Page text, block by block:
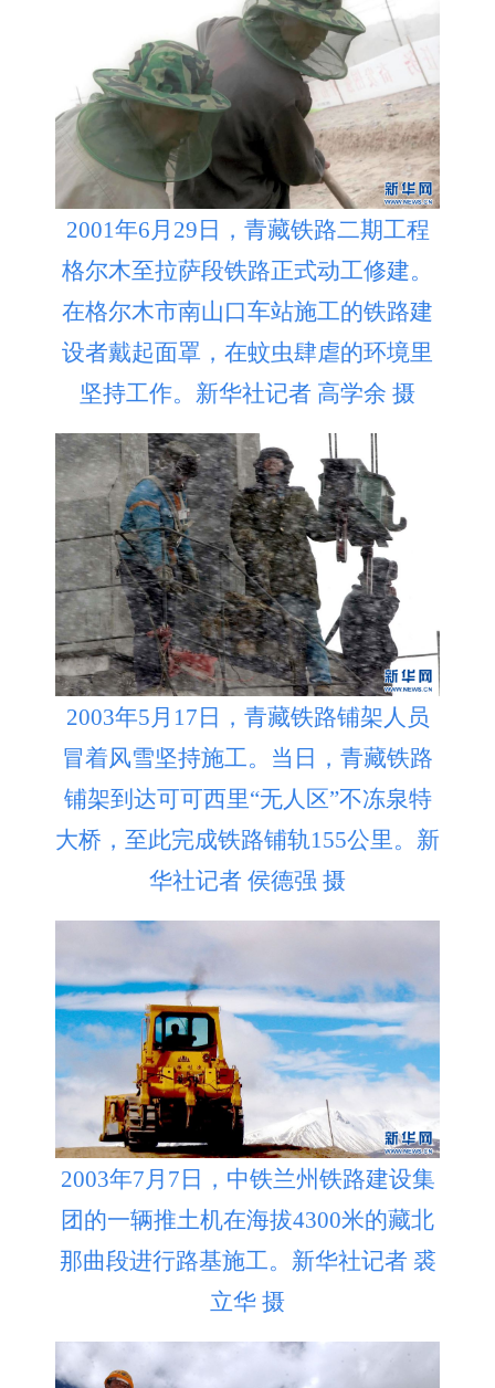
2001年6月29日，青藏铁路二期工程
格尔木至拉萨段铁路正式动工修建。
在格尔木市南山口车站施工的铁路建
设者戴起面罩，在蚊虫肆虐的环境里
坚持工作。新华社记者 高学余 摄
2003年5月17日，青藏铁路铺架人员
冒着风雪坚持施工。当日，青藏铁路
铺架到达可可西里“无人区”不冻泉特
大桥，至此完成铁路铺轨155公里。新
华社记者 侯德强 摄
2003年7月7日，中铁兰州铁路建设集
团的一辆推土机在海拔4300米的藏北
那曲段进行路基施工。新华社记者 裘
立华 摄